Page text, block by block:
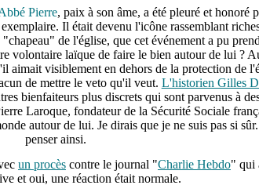
Pierre, paix à son âme, a été pleuré et honoré
Il était devenu l'icône rassemblant
"chapeau" de l'église, que cet événement a pu
volontaire laïque de faire le bien autour de lui ?
aimait visiblement en dehors de la protection de
de mettre le veto qu'il veut. L'historien Gilles
bienfaiteurs plus discrets qui sont parvenus à
Laroque, fondateur de la Sécurité Sociale
autour de lui. Je dirais que je ne suis pas si
penser ainsi.
un procès contre le journal "Charlie Hebdo" qui
et oui, une réaction était normale.